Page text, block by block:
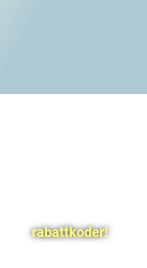
rabattkoder!